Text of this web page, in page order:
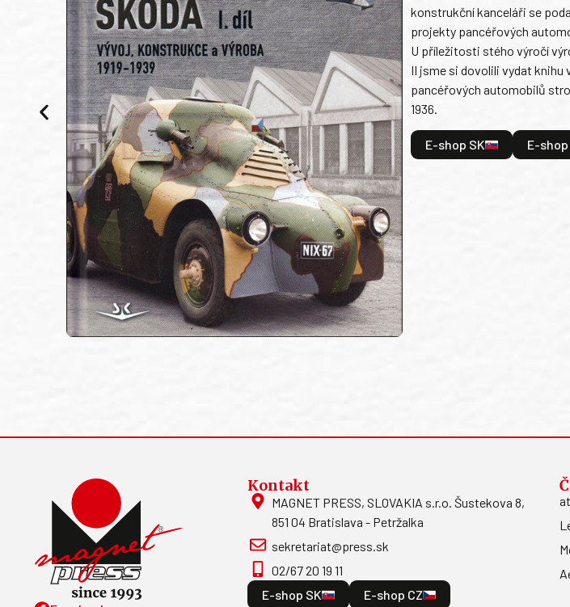
konstrukční kanceláři se
projekty pancéřových
U příležitosti stého výročí
II jsme si dovolili vydat knihu
pancéřových automobilů
1936.
E-shop SK E-shop
Kontakt
MAGNET PRESS, SLOVAKIA s.r.o. Šustekova 8,
851 04 Bratislava - Petržalka
sekretariat@press.sk
02/67 20 19 11
E-shop SK
E-shop CZ